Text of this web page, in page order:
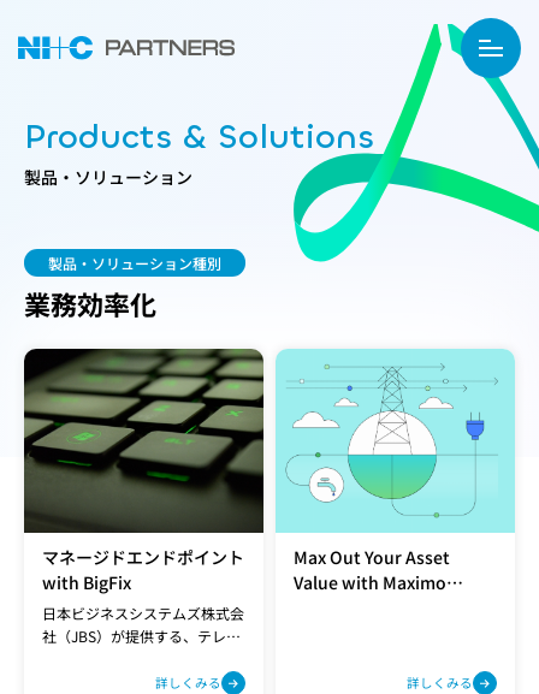
Products & Solutions
製品・ソリューション
製品・ソリューション種別
業務効率化
マネージドエンドポイント
with BigFix
日本ビジネスシステムズ株式会
社（JBS）が提供する、テレ
PC・サーバーのパッチ運用支
詳しくみる
Max Out Your Asset
Value with Maximo
詳しくみる